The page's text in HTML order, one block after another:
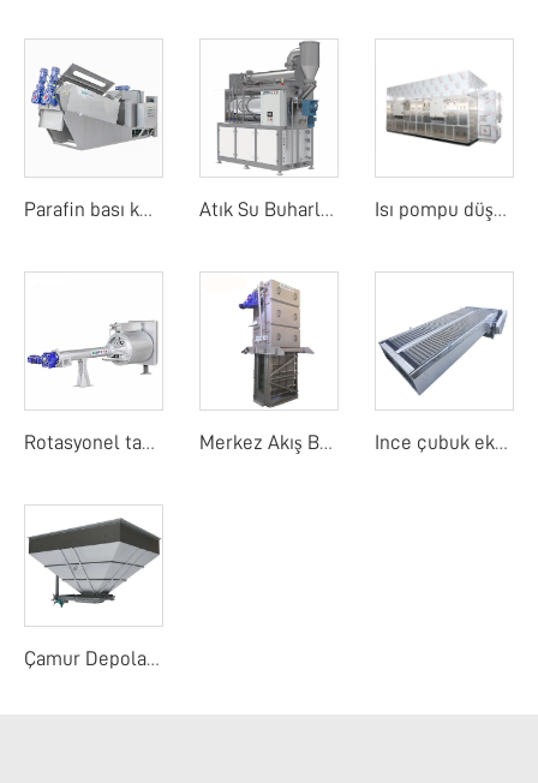
Parafin bası kurutucu Atık Su Buharlaştırıcı Isı pompu düşük sıcaklık bant kurutma makinesi
Rotasyonel tambur detay ekranı Merkez Akış Bant Ekranı Ince çubuk ekranı
Çamur Depolama Yuvası